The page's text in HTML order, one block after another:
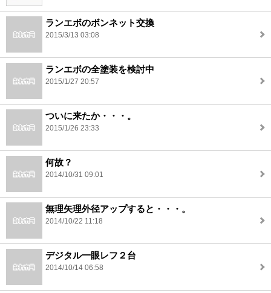
ランエボのボンネット交換
2015/3/13 03:08
ランエボの全塗装を検討中
2015/1/27 20:57
ついに来たか・・・。
2015/1/26 23:33
何故？
2014/10/31 09:01
無理矢理外径アップすると・・・。
2014/10/22 11:18
デジタル一眼レフ２台
2014/10/14 06:58